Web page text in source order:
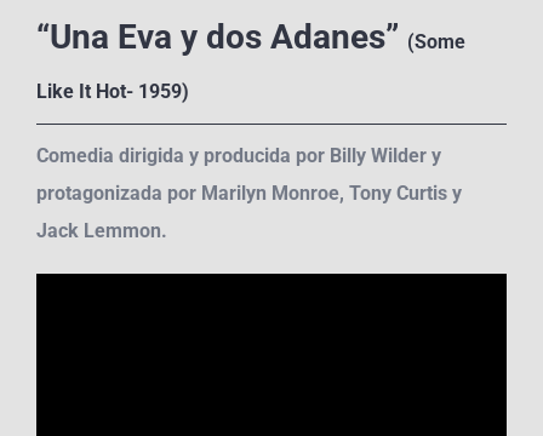
“Una Eva y dos Adanes” (Some
Like It Hot- 1959)
Comedia dirigida y producida por Billy Wilder y
protagonizada por Marilyn Monroe, Tony Curtis y
Jack Lemmon.